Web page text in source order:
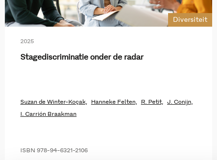
Diversiteit
2025
Stagediscriminatie onder de radar
Suzan de Winter-Koçak, Hanneke Felten, R. Petit, J. Conijn,
I. Carrión Braakman
ISBN 978-94-6321-2106